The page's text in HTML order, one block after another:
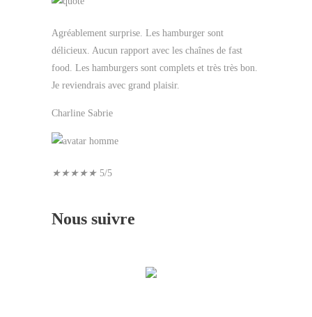
Agréablement surprise. Les hamburger sont
délicieux. Aucun rapport avec les chaînes de fast
food. Les hamburgers sont complets et très très bon.
Je reviendrais avec grand plaisir.
Charline Sabrie
★ ★ ★ ★ ★ 5/5
Nous suivre